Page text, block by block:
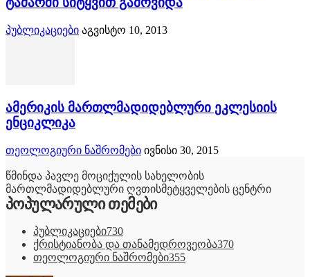
პუბლიკაციები აგვისტო 10, 2013
ამერიკის მართლმადიდებლური ეკლესიის
ენციკლიკა
თეოლოგიური ნაშრომები ივნისი 30, 2015
წმინდა პავლე მოციქულის სახელობის
მართლმადიდებლური ღვთისმეტყველების ცენტრი
პოპულარული თემები
პუბლიკაციები730
ქრისტიანობა და თანამედროვეობა370
თეოლოგიური ნაშრომები355